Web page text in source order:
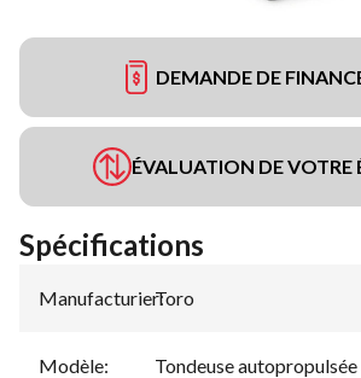
DEMANDE DE
ÉVALUATION DE VOTRE
Spécifications
Manufacturier:
Toro
Modèle:
Tondeuse autopropulsée